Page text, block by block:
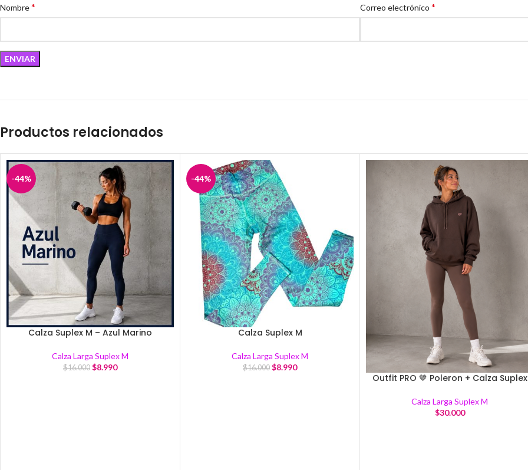
Nombre* Correo electrónico *
Productos relacionados
-44%
Calza Suplex M – Azul Marino
Calza Larga Suplex M
$16.000 $8.990
-44%
Calza Suplex M
Calza Larga Suplex M
$16.000 $8.990
Outfit PRO 🤎 Poleron + Calza Suplex
Calza Larga Suplex M
$30.000